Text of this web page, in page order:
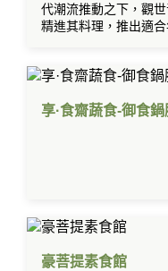
代潮流推動之下，觀
精進其料理，推出適
享·食齋蔬食-御食
豪菩提素食館